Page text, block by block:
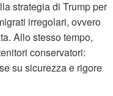
strategia di Trump per
irregolari, ovvero
Allo stesso tempo,
conservatori:
su sicurezza e rigore